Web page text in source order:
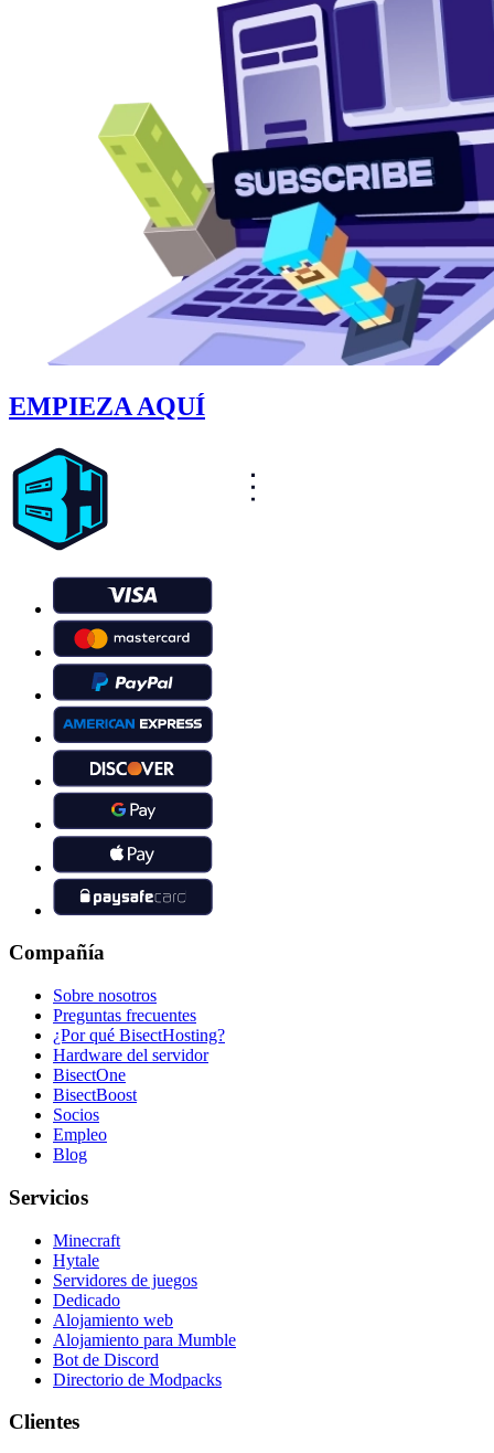
EMPIEZA AQUÍ
Compañía
Sobre nosotros
Preguntas frecuentes
¿Por qué BisectHosting?
Hardware del servidor
BisectOne
BisectBoost
Socios
Empleo
Blog
Servicios
Minecraft
Hytale
Servidores de juegos
Dedicado
Alojamiento web
Alojamiento para Mumble
Bot de Discord
Directorio de Modpacks
Clientes